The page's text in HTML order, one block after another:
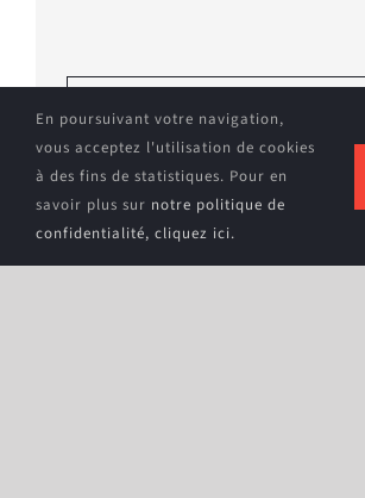
Je m’inscris maintenant
G4 – 52 semaines
399
En poursuivant votre navigation,
vous acceptez l'utilisation de cookies
à des fins de statistiques. Pour en
savoir plus sur notre politique de
confidentialité, cliquez ici.